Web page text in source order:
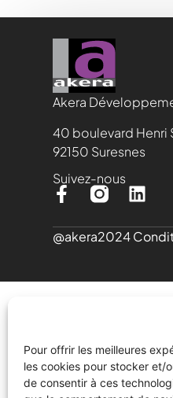
Pour offrir les meilleures
les cookies pour stocker et/
de consentir à ces
Akera
40 boulevard Henri
92150 Suresnes
Suivez-nous
@akera2024